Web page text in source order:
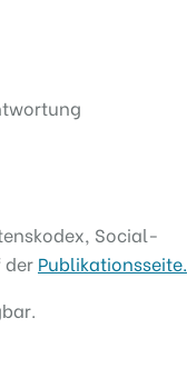
Social-
der Publikationsseite.